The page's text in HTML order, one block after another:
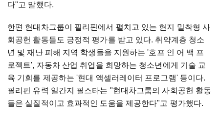
다"고 말했다.
한편 현대차그룹이 필리핀에서 펼치고 있는 현지 밀착형 사
회공헌 활동들도 긍정적 평가를 받고 있다. 취약계층 청소
년 및 재난 피해 지역 학생들을 지원하는 '호프 인 어 백 프
로젝트', 자동차 산업 취업을 희망하는 청소년에게 기술 교
육 기회를 제공하는 '현대 액셀러레이터 프로그램' 등이다.
필리핀 유력 일간지 필스타는 "현대차그룹의 사회공헌 활동
들은 실질적이고 효과적인 도움을 제공한다"고 평가했다.